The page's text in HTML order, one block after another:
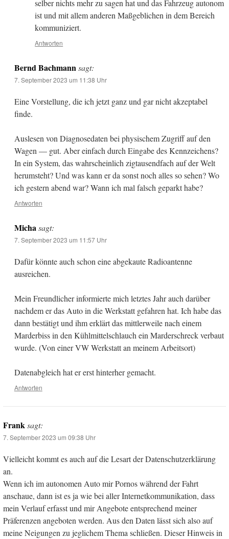
selber nichts mehr zu sagen hat und das Fahrzeug autonom
ist und mit allem anderen Maßgeblichen in dem Bereich
kommuniziert.
Antworten
Bernd Bachmann sagt:
7. September 2023 um 11:38 Uhr
Eine Vorstellung, die ich jetzt ganz und gar nicht akzeptabel
finde.
Auslesen von Diagnosedaten bei physischem Zugriff auf den
Wagen — gut. Aber einfach durch Eingabe des Kennzeichens?
In ein System, das wahrscheinlich zigtausendfach auf der Welt
herumsteht? Und was kann er da sonst noch alles so sehen? Wo
ich gestern abend war? Wann ich mal falsch geparkt habe?
Antworten
Micha sagt:
7. September 2023 um 11:57 Uhr
Dafür könnte auch schon eine abgekaute Radioantenne
ausreichen.
Mein Freundlicher informierte mich letztes Jahr auch darüber
nachdem er das Auto in die Werkstatt gefahren hat. Ich habe das
dann bestätigt und ihm erklärt das mittlerweile nach einem
Marderbiss in den Kühlmittelschlauch ein Marderschreck verbaut
wurde. (Von einer VW Werkstatt an meinem Arbeitsort)
Datenabgleich hat er erst hinterher gemacht.
Antworten
Franksagt:
7. September 2023 um 09:38 Uhr
Vielleicht kommt es auch auf die Lesart der Datenschutzerklärung
an.
Wenn ich im autonomen Auto mir Pornos während der Fahrt
anschaue, dann ist es ja wie bei aller Internetkommunikation, dass
mein Verlauf erfasst und mir Angebote entsprechend meiner
Präferenzen angeboten werden. Aus den Daten lässt sich also auf
meine Neigungen zu jeglichem Thema schließen. Dieser Hinweis in